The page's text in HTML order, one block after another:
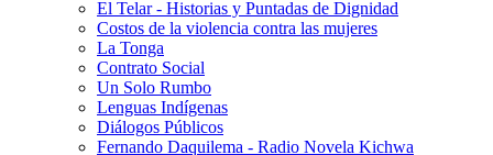
El Telar - Historias y Puntadas de Dignidad
Costos de la violencia contra las mujeres
La Tonga
Contrato Social
Un Solo Rumbo
Lenguas Indígenas
Diálogos Públicos
Fernando Daquilema - Radio Novela Kichwa